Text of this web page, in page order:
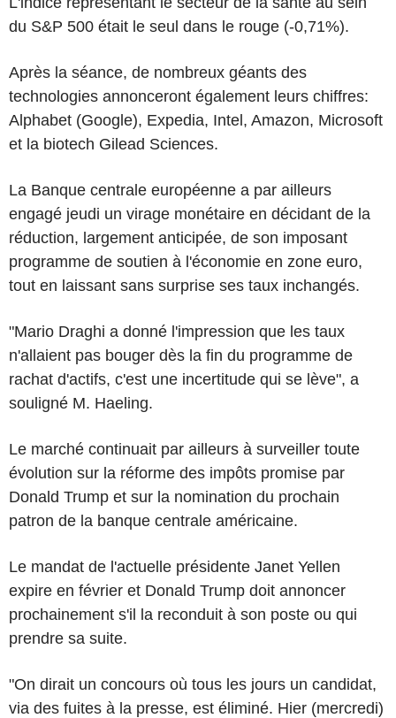
du S&P 500 était le seul dans le rouge (-0,71%).
Après la séance, de nombreux géants des
technologies annonceront également leurs chiffres:
Alphabet (Google), Expedia, Intel, Amazon, Microsoft
et la biotech Gilead Sciences.
La Banque centrale européenne a par ailleurs
engagé jeudi un virage monétaire en décidant de la
réduction, largement anticipée, de son imposant
programme de soutien à l'économie en zone euro,
tout en laissant sans surprise ses taux inchangés.
"Mario Draghi a donné l'impression que les taux
n'allaient pas bouger dès la fin du programme de
rachat d'actifs, c'est une incertitude qui se lève", a
souligné M. Haeling.
Le marché continuait par ailleurs à surveiller toute
évolution sur la réforme des impôts promise par
Donald Trump et sur la nomination du prochain
patron de la banque centrale américaine.
Le mandat de l'actuelle présidente Janet Yellen
expire en février et Donald Trump doit annoncer
prochainement s'il la reconduit à son poste ou qui
prendre sa suite.
"On dirait un concours où tous les jours un candidat,
via des fuites à la presse, est éliminé. Hier (mercredi)